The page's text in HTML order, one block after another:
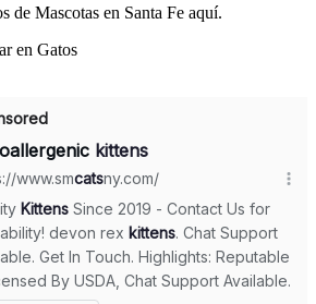
de Mascotas en Santa Fe aquí.
en Gatos